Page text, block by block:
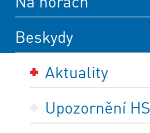
Beskydy
Aktuality
Upozornění HS